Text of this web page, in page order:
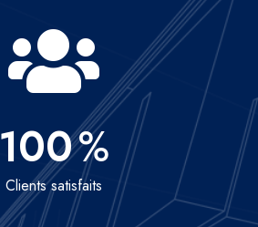
100%
Clients satisfaits